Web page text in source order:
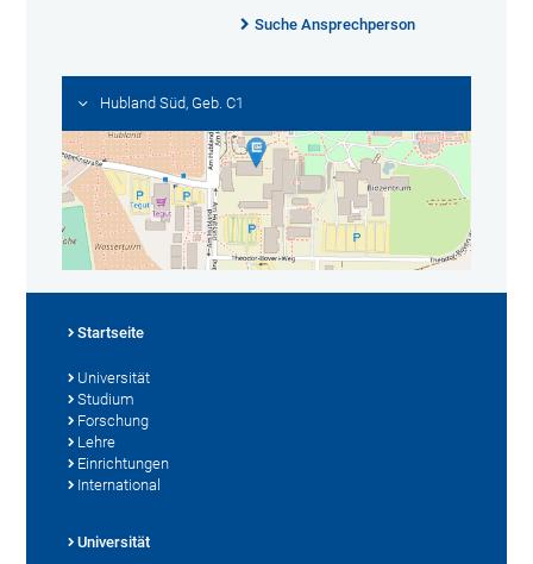
Suche Ansprechperson
Hubland Süd, Geb. C1
Startseite
Universität
Studium
Forschung
Lehre
Einrichtungen
International
Universität